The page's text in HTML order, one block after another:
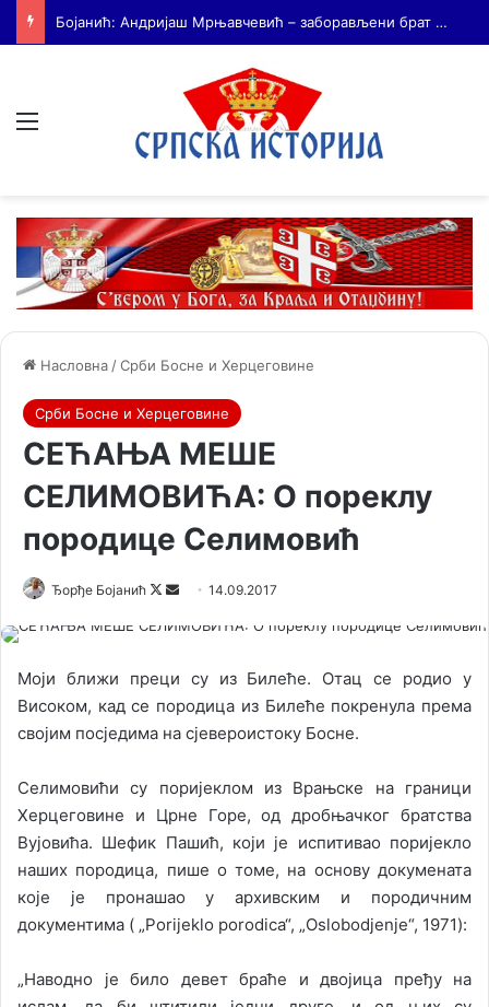
На Дражин дан у Лондону обележено 80. година од мучког убиства генерала Драгољуба Драже Михаиловића
Насловна /Срби Босне и Херцеговине
Срби Босне и Херцеговине
СЕЋАЊА МЕШЕ
СЕЛИМОВИЋА: О пореклу
породице Селимовић
Ђорђе Бојанић
F
X a
i
l
14.09.2017
Моји ближи преци су из Билеће. Отац се родио у
Високом, кад се породица из Билеће покренула према
својим посједима на сјевероистоку Босне.
Селимовићи су поријеклом из Врањске на граници
Херцеговине и Црне Горе, од дробњачког братства
Вујовића. Шефик Пашић, који је испитивао поријекло
наших породица, пише о томе, на основу докумената
које је пронашао у архивским и породичним
документима ( „Porijeklo porodica“, „Oslobodjenje“, 1971):
„Наводно је било девет браће и двојица пређу на